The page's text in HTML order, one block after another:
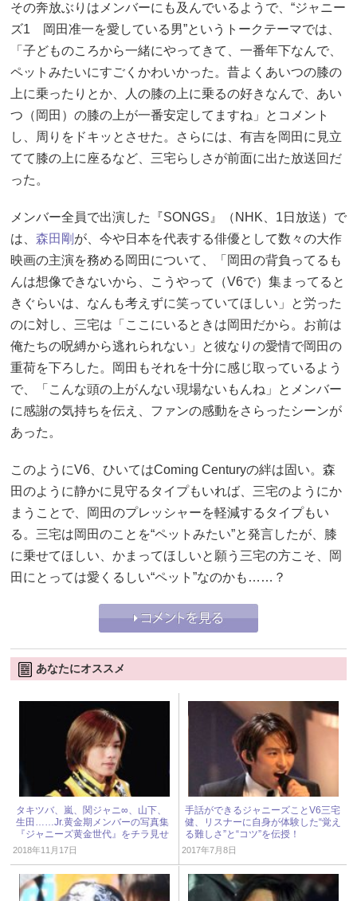
その奔放ぶりはメンバーにも及んでいるようで、“ジャニー
ズ1 岡田准一を愛している男”というトークテーマでは、
「子どものころから一緒にやってきて、一番年下なんで、
ペットみたいにすごくかわいかった。昔よくあいつの膝の
上に乗ったりとか、人の膝の上に乗るの好きなんで、あい
つ（岡田）の膝の上が一番安定してますね」とコメント
し、周りをドキッとさせた。さらには、有吉を岡田に見立
てて膝の上に座るなど、三宅らしさが前面に出た放送回だ
った。
メンバー全員で出演した『SONGS』（NHK、1日放送）で
は、 森田剛 が、今や日本を代表する俳優として数々の大作
映画の主演を務める岡田について、「岡田の背負ってるも
んは想像できないから、こうやって（V6で）集まってると
きぐらいは、なんも考えずに笑っていてほしい」と労った
のに対し、三宅は「ここにいるときは岡田だから。お前は
俺たちの呪縛から逃れられない」と彼なりの愛情で岡田の
重荷を下ろした。岡田もそれを十分に感じ取っているよう
で、「こんな頭の上がんない現場ないもんね」とメンバー
に感謝の気持ちを伝え、ファンの感動をさらったシーンが
あった。
このようにV6、ひいてはComing Centuryの絆は固い。森
田のように静かに見守るタイプもいれば、三宅のようにか
まうことで、岡田のプレッシャーを軽減するタイプもい
る。三宅は岡田のことを“ペットみたい”と発言したが、膝
に乗せてほしい、かまってほしいと願う三宅の方こそ、岡
田にとっては愛くるしい“ペット”なのかも……？
あなたにオススメ
タキツバ、嵐、関ジャニ∞、山下、
生田……Jr.黄金期メンバーの写真集
『ジャニーズ黄金世代』をチラ見せ
2018年11月17日
手話ができるジャニーズことV6三宅
健、リスナーに自身が体験した“覚え
る難しさ”と“コツ”を伝授！
2017年7月8日